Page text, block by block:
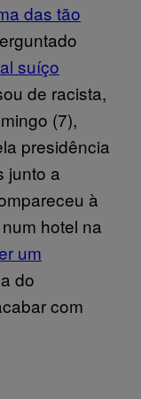
das tão
suíço
de racista,
(7),
presidência
junto a
à
hotel na
um
do
com